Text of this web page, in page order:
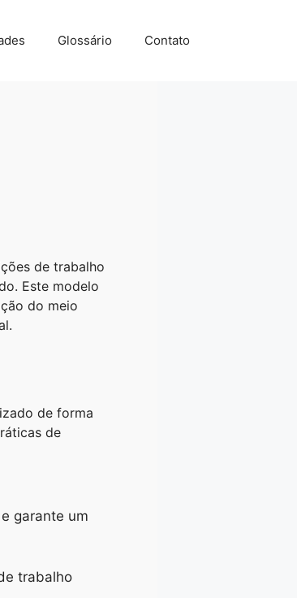
Glossário Contato
de trabalho
Este modelo
do meio
de forma
de
garante um
trabalho